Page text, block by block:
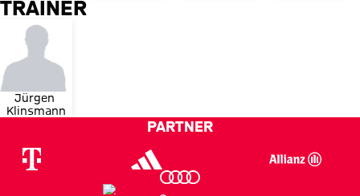
TRAINER
Jürgen
Klinsmann
PARTNER